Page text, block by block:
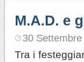
M.A.D. e
30 Settembre
Tra i